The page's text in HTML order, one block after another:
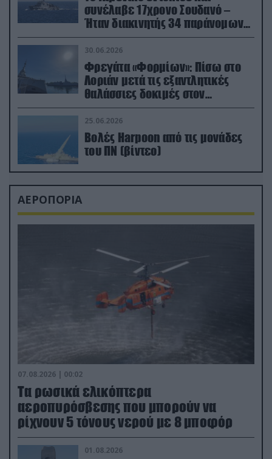
συνέλαβε 17χρονο Σουδανό –
Ήταν διακινητής 34 παράνομων
μεταναστών
30.06.2026
Φρεγάτα «Φορμίων»: Πίσω στο
Λοριάν μετά τις εξαντλητικές
θαλάσσιες δοκιμές στον
απαιτητικό Βισκαϊκό
25.06.2026
Βολές Harpoon από τις μονάδες
του ΠΝ (βίντεο)
ΑΕΡΟΠΟΡΙΑ
07.08.2026 | 00:02
Τα ρωσικά ελικόπτερα
αεροπυρόσβεσης που μπορούν να
ρίχνουν 5 τόνους νερού με 8 μποφόρ
01.08.2026